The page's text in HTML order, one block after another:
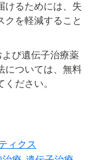
けるためには、失
クを軽減すること
び遺伝子治療薬
については、無料
ださい。
ィクス